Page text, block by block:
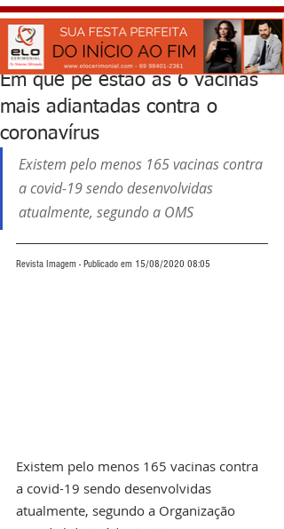
Em que pé estão as 6 vacinas
mais adiantadas contra o
coronavírus
Existem pelo menos 165 vacinas contra
a covid-19 sendo desenvolvidas
atualmente, segundo a OMS
Revista Imagem - Publicado em 15/08/2020 08:05
Existem pelo menos 165 vacinas contra
a covid-19 sendo desenvolvidas
atualmente, segundo a Organização